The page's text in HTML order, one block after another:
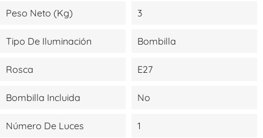
Peso Neto (kg) 3
Tipo De Iluminación Bombilla
Rosca E27
Bombilla Incluida No
Número De Luces 1